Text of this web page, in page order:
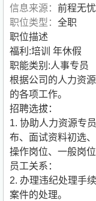
信息来源： 前程无
职位类型： 全职
职位描述
福利:培训 年休假
职能类别:人事专员
根据公司的人力资
的各项工作。
招聘选拔：
1. 协助人力资源专
布、面试资料初选
操作岗位、一般岗位
员工关系：
2. 办理违纪处理手
案件的处理。